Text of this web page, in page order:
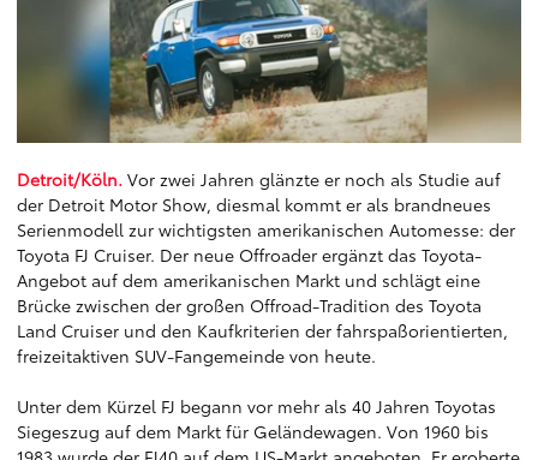
Detroit/Köln. Vor zwei Jahren glänzte er noch als Studie auf
der Detroit Motor Show, diesmal kommt er als brandneues
Serienmodell zur wichtigsten amerikanischen Automesse: der
Toyota FJ Cruiser. Der neue Offroader ergänzt das Toyota-
Angebot auf dem amerikanischen Markt und schlägt eine
Brücke zwischen der großen Offroad-Tradition des Toyota
Land Cruiser und den Kaufkriterien der fahrspaßorientierten,
freizeitaktiven SUV-Fangemeinde von heute.
Unter dem Kürzel FJ begann vor mehr als 40 Jahren Toyotas
Siegeszug auf dem Markt für Geländewagen. Von 1960 bis